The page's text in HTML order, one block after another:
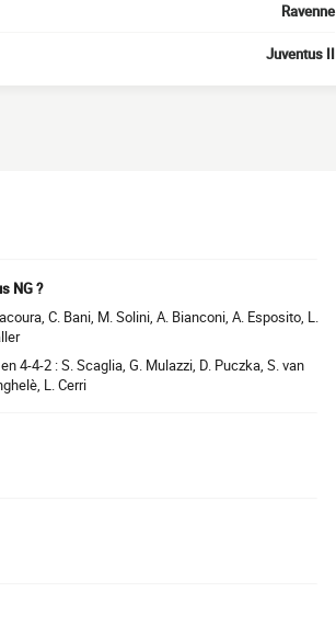
Ravenne
Juventus II
NG ?
C. Bani, M. Solini, A. Bianconi, A. Esposito, L.
4-4-2 : S. Scaglia, G. Mulazzi, D. Puczka, S. van
L. Cerri